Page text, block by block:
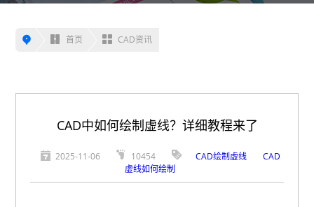
首页 CAD资讯
CAD中如何绘制虚线？详细教程来了
2025-11-06 10454 CAD绘制虚线
CAD
虚线如何绘制